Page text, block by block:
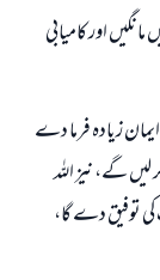
اور کامیابی
زیادہ فرما دے
گے، نیز اللہ
توفیق دے گا،